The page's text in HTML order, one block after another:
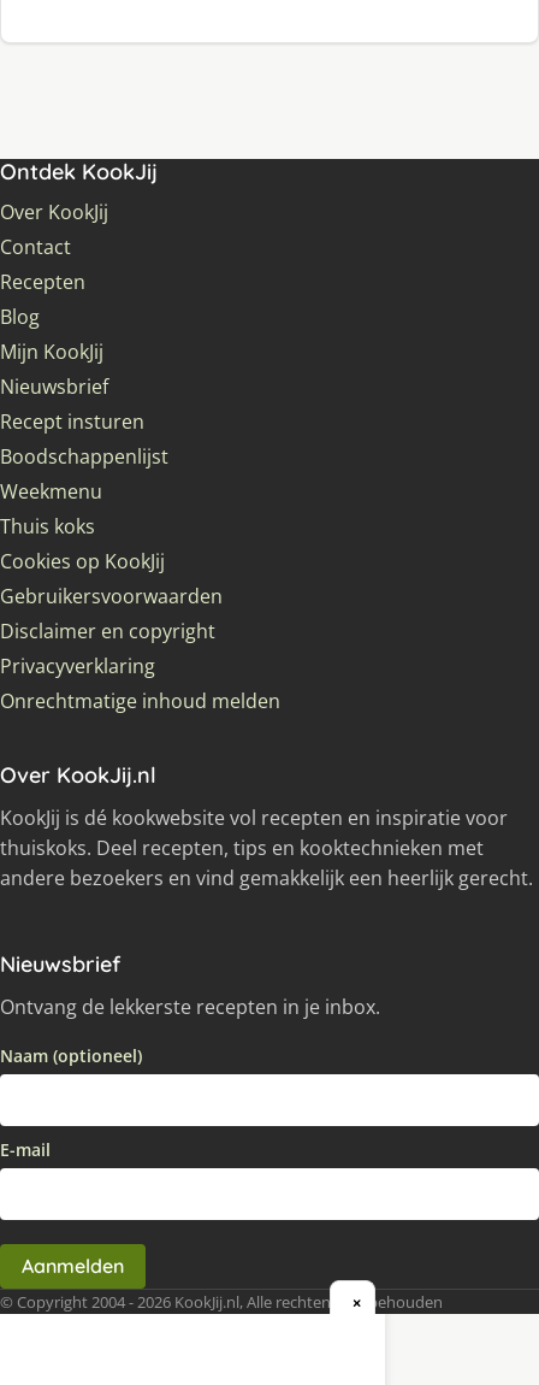
Ontdek KookJij
Over KookJij
Contact
Recepten
Blog
Mijn KookJij
Nieuwsbrief
Recept insturen
Boodschappenlijst
Weekmenu
Thuis koks
Cookies op KookJij
Gebruikersvoorwaarden
Disclaimer en copyright
Privacyverklaring
Onrechtmatige inhoud melden
Over KookJij.nl
KookJij is dé kookwebsite vol recepten en inspiratie voor
thuiskoks. Deel recepten, tips en kooktechnieken met
andere bezoekers en vind gemakkelijk een heerlijk gerecht.
Nieuwsbrief
Ontvang de lekkerste recepten in je inbox.
Naam (optioneel)
E-mail
Aanmelden
© Copyright 2004 - 2026 KookJij.nl, Alle rechten voorbehouden
×